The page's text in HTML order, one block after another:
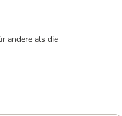
andere als die